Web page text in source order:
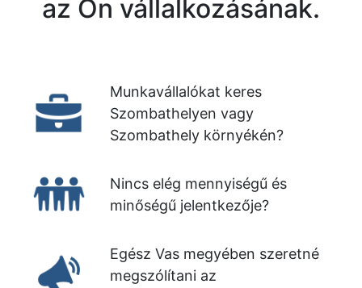
az Ön vállalkozásának.
Munkavállalókat keres
Szombathelyen vagy
Szombathely környékén?
Nincs elég mennyiségű és
minőségű jelentkezője?
Egész Vas megyében szeretné
megszólítani az